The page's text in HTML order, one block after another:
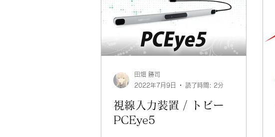
視線入力装置 / トビー
PCEye5
田畑 勝司
2022年7月9日
読了時間: 2分